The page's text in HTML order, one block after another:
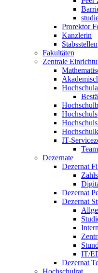
Prorektor
Kanzlerin
Stabsstellen
Fakultäten
Zentrale
IT-
Dezernate
Dezernat
Dezernat
Dezernat
IT/
Dezernat